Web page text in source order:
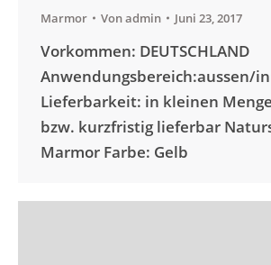
Marmor Vonadmin Juni 23, 2017
Vorkommen: DEUTSCHLAND
Anwendungsbereich:aussen/
Lieferbarkeit: in kleinen
bzw. kurzfristig lieferbar
Marmor Farbe: Gelb